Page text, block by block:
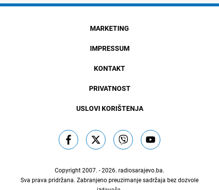
MARKETING
IMPRESSUM
KONTAKT
PRIVATNOST
USLOVI KORIŠTENJA
Copyright 2007. - 2026. radiosarajevo.ba.
Sva prava pridržana. Zabranjeno preuzimanje sadržaja bez dozvole